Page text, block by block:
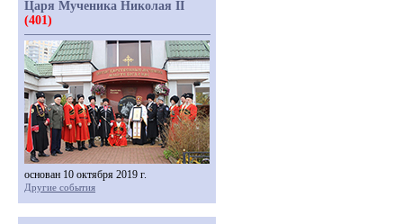
Царя Мученика Николая II
(401)
основан 10 октября 2019 г.
Другие события